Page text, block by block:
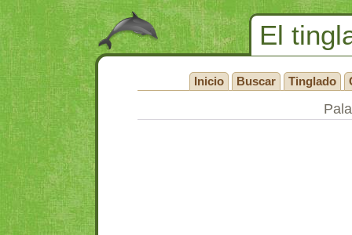
El
Inicio Buscar Tinglado